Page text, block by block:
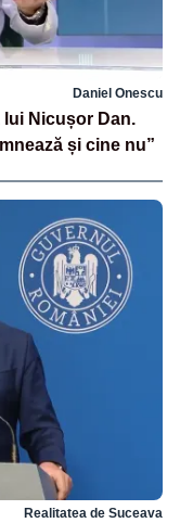
Daniel Onescu
Nicușor Dan.
și cine nu”
Realitatea de Suceava